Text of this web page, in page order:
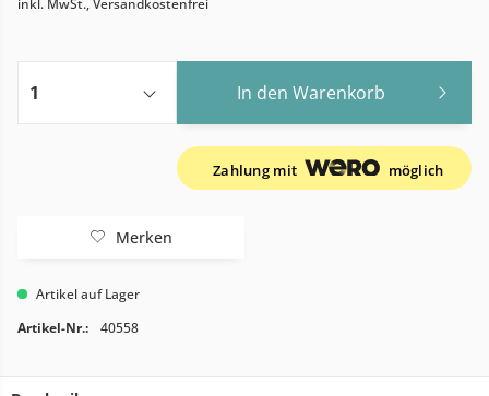
inkl. MwSt., Versandkostenfrei
In den Warenkorb
Zahlung mit möglich
Merken
Artikel auf Lager
Artikel-Nr.:
40558